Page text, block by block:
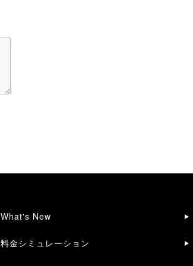
What's New
料金シミュレーション